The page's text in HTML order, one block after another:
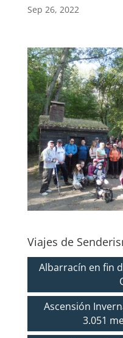
Sep 26, 2022
Viajes de
Albarracín en fin
Ascensión
3.051